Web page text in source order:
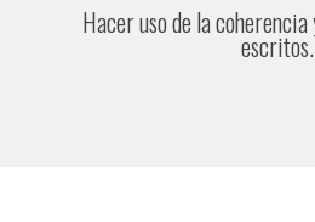
Hacer uso de la
escritos.